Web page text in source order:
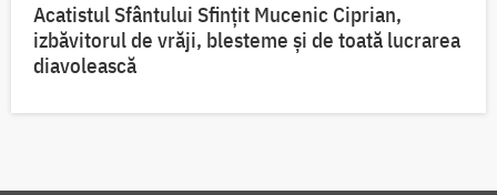
Acatistul Sfântului Sfințit Mucenic Ciprian,
izbăvitorul de vrăji, blesteme și de toată lucrarea
diavolească